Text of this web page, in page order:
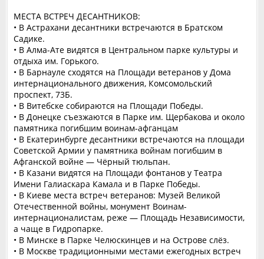
МЕСТА ВСТРЕЧ ДЕСАНТНИКОВ:
• В Астрахани десантники встречаются в Братском
Садике.
• В Алма-Ате видятся в Центральном парке культуры и
отдыха им. Горького.
• В Барнауле сходятся на Площади ветеранов у Дома
интернационального движения, Комсомольский
проспект, 73Б.
• В Витебске собираются на Площади Победы.
• В Донецке съезжаются в Парке им. Щербакова и около
памятника погибшим воинам-афганцам
• В Екатеринбурге десантники встречаются на площади
Советской Армии у памятника войнам погибшим в
Афганской войне — Чёрный тюльпан.
• В Казани видятся на Площади фонтанов у Театра
Имени Галиаскара Камала и в Парке Победы.
• В Киеве места встреч ветеранов: Музей Великой
Отечественной войны, монумент Воинам-
интернационалистам, реже — Площадь Независимости,
а чаще в Гидропарке.
• В Минске в Парке Челюскинцев и на Острове слёз.
• В Москве традиционными местами ежегодных встреч